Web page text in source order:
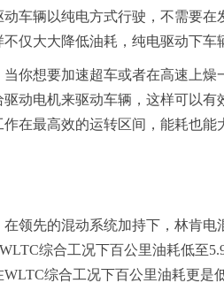
动车辆以纯电方式行驶，不需要在
不仅大大降低油耗，纯电驱动下车
当你想要加速超车或者在高速上
驱动电机来驱动车辆，这样可以
作在最高效的运转区间，能耗也能
在领先的混动系统加持下，林肯电
综合工况下百公里油耗低至
WLTC综合工况下百公里油耗更是